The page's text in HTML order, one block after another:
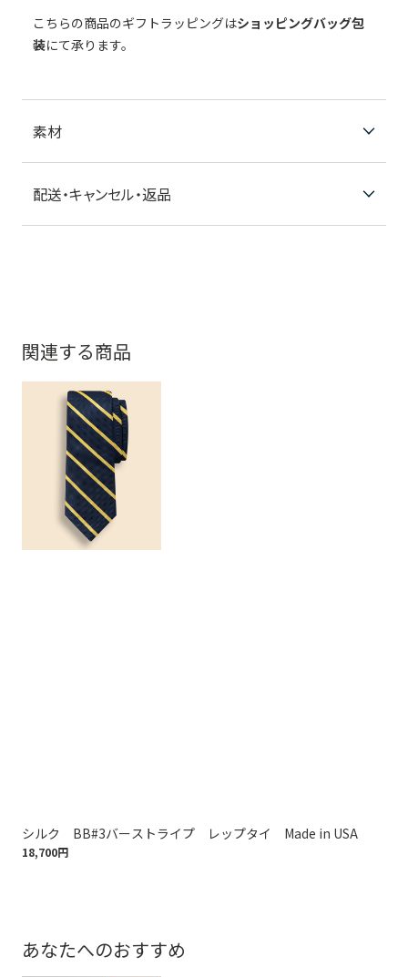
こちらの商品のギフトラッピングはショッピングバッグ包
装にて承ります。
素材
配送・キャンセル・返品
関連する商品
シルク BB#3バーストライプ レップタイ Made in USA
18,700円
あなたへのおすすめ